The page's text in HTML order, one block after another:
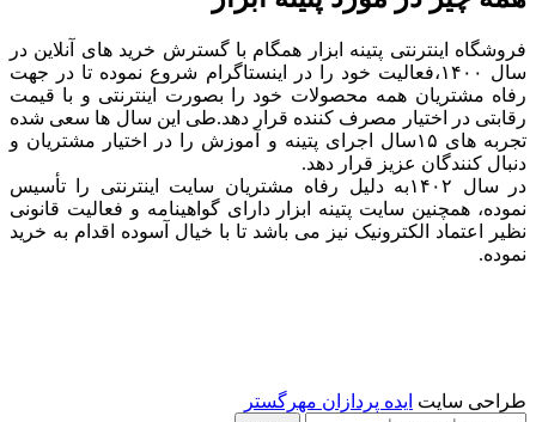
فروشگاه اینترنتی پتینه ابزار همگام با گسترش خرید های آنلاین در
سال ۱۴۰۰،فعالیت خود را در اینستاگرام شروع نموده تا در جهت
رفاه مشتریان همه محصولات خود را بصورت اینترنتی و با قیمت
رقابتی در اختیار مصرف کننده قرار دهد.طی این سال ها سعی شده
تجربه های ۱۵سال اجرای پتینه و آموزش را در اختیار مشتریان و
دنبال کنندگان عزیز قرار دهد.
در سال ۱۴۰۲به دلیل رفاه مشتریان سایت اینترنتی را تأسیس
نموده، همچنین سایت پتینه ابزار دارای گواهینامه و فعالیت قانونی
نظیر اعتماد الکترونیک نیز می باشد تا با خیال آسوده اقدام به خرید
نموده.
طراحی سایت ایده پردازان مهرگستر